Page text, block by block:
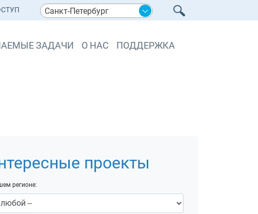
Санкт-Петербург
ЗАДАЧИ О НАС ПОДДЕРЖКА
проекты
регионе: